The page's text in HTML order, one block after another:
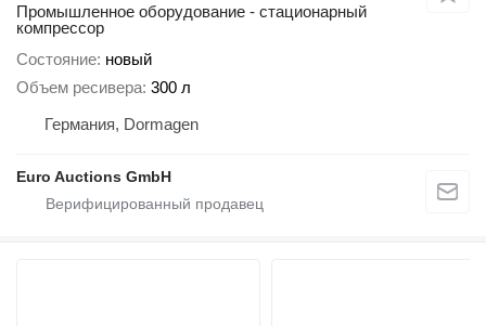
Промышленное оборудование - стационарный
компрессор
Состояние новый
Объем ресивера 300 л
Германия, Dormagen
Euro Auctions GmbH